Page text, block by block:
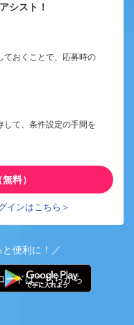
シスト！
ておくことで、応募時の
して、条件設定の手間を
料）
インはこちら＞
便利に！／
ードはこちらから